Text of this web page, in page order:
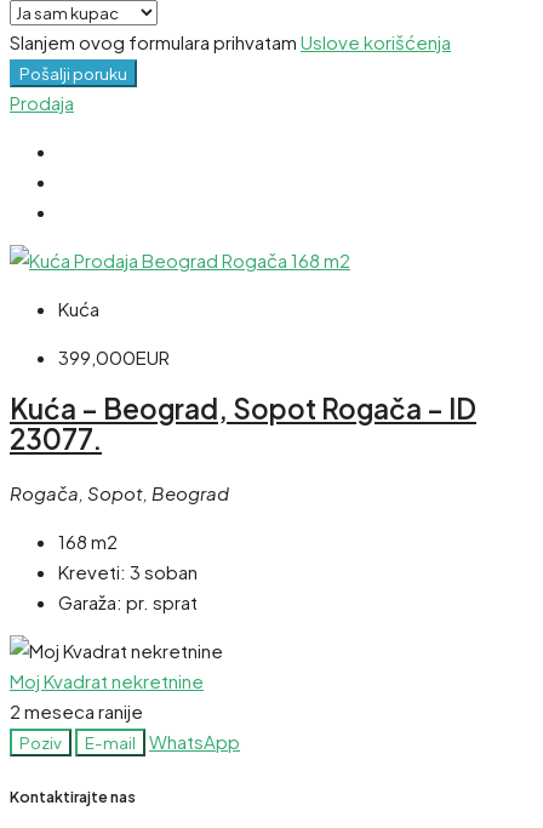
Slanjem ovog formulara prihvatam Uslove korišćenja
Pošalji poruku
Prodaja
Kuća
399,000EUR
Kuća – Beograd, Sopot Rogača – ID
23077.
Rogača, Sopot, Beograd
168 m2
Kreveti: 3 soban
Garaža: pr. sprat
Moj Kvadrat nekretnine
2 meseca ranije
Poziv E-mail WhatsApp
Kontaktirajte nas